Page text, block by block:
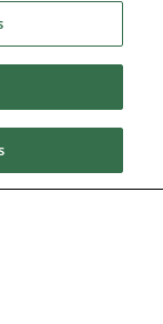
el que
dos
del